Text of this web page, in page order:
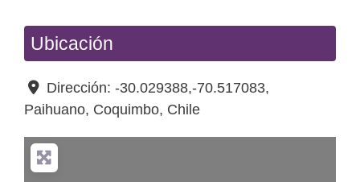
Ubicación
Dirección:-30.029388,-70.517083,
Paihuano, Coquimbo, Chile